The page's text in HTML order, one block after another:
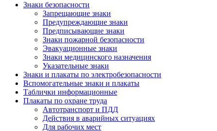
Знаки безопасности
Запрещающие знаки
Предупреждающие знаки
Предписывающие знаки
Знаки пожарной безопасности
Эвакуационные знаки
Знаки медицинского назначения
Указательные знаки
Знаки и плакаты по электробезопасности
Вспомогательные знаки и плакаты
Таблички информационные
Плакаты по охране труда
Автотранспорт и ПДД
Действия в аварийных ситуациях
Для рабочих мест